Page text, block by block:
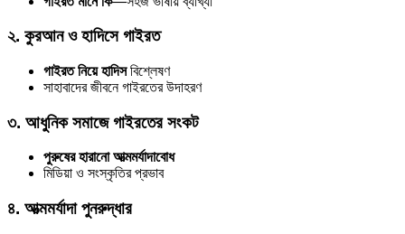
২. কুরআন ও হাদিসে গাইরত
গাইরত নিয়ে হাদিসবিশ্লেষণ
সাহাবাদের জীবনে গাইরতের উদাহরণ
৩. আধুনিক সমাজে গাইরতের সংকট
পুরুষের হারানো আত্মমর্যাদাবোধ
মিডিয়া ও সংস্কৃতির প্রভাব
৪. আত্মমর্যাদা পুনরুদ্ধার